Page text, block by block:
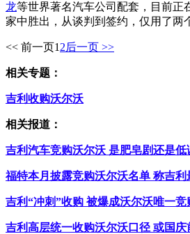
龙等世界著名汽车公司配套，目前正
家中胜出，从谈判到签约，仅用了两
<< 前一页1 2后一页 >>
相关专题：
吉利收购沃尔沃
相关报道：
吉利汽车竞购沃尔沃 是肥皂剧还是低
福特本月披露竞购沃尔沃名单 称吉利
吉利“冲刺”收购 被爆成沃尔沃唯一竞
吉利高层统一收购沃尔沃口径 或国庆